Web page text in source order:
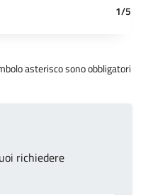
1/5
asterisco sono obbligatori
richiedere